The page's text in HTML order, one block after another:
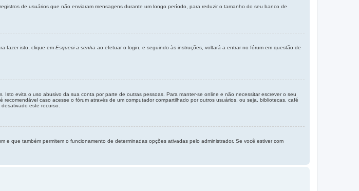
de usuários que não enviaram mensagens durante um longo período, para reduzir o tamanho do seu banco de
fazer isto, clique em Esqueci a senha ao efetuar o login, e seguindo às instruções, voltará a entrar no fórum em questão de
Isto evita o uso abusivo da sua conta por parte de outras pessoas. Para manter-se online e não necessitar escrever o seu
caso acesse o fórum através de um computador compartilhado por outros usuários, ou seja, bibliotecas, café
este recurso.
que também permitem o funcionamento de determinadas opções ativadas pelo administrador. Se você estiver com